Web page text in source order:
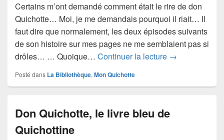
Certains m’ont demandé comment était le rire de don
Quichotte… Moi, je me demandais pourquoi il riait… Il
faut dire que normalement, les deux épisodes suivants
de son histoire sur mes pages ne me semblaient pas si
drôles… … Quoique… Continuer la lecture Le rire de don
→
Posté dans La Bibliothèque, Mon Quichotte
Don Quichotte, le livre bleu de
Quichottine